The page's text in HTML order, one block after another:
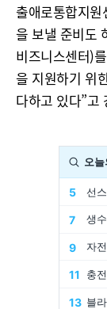
출애로통합지
을 보낼 준비도
비즈니스센터)
을 지원하기 위
다하고 있다”고